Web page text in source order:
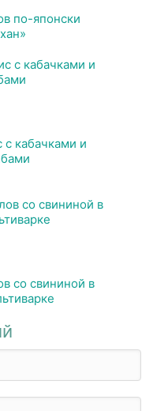
по-японски
с кабачками и
со свининой в